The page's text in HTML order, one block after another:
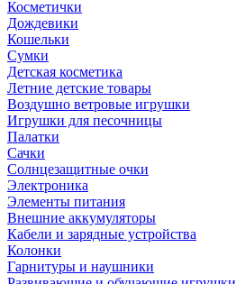
Косметички
Дождевики
Кошельки
Сумки
Детская косметика
Летние детские товары
Воздушно ветровые игрушки
Игрушки для песочницы
Палатки
Сачки
Солнцезащитные очки
Электроника
Элементы питания
Внешние аккумуляторы
Кабели и зарядные устройства
Колонки
Гарнитуры и наушники